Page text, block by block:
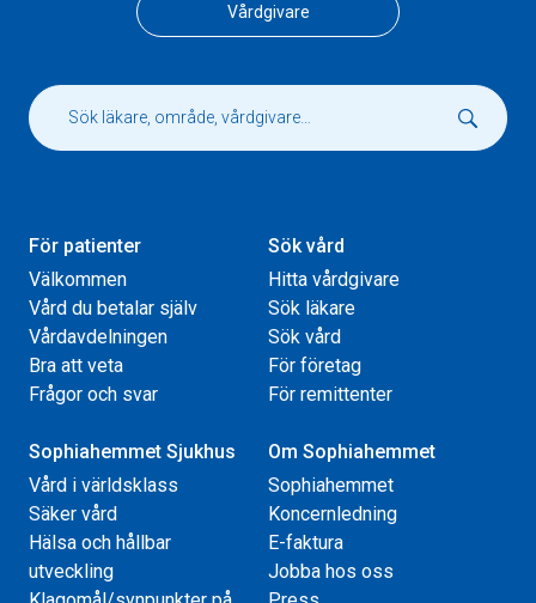
Vårdgivare
För patienter
Välkommen
Vård du betalar själv
Vårdavdelningen
Bra att veta
Frågor och svar
Sök vård
Hitta vårdgivare
Sök läkare
Sök vård
För företag
För remittenter
Sophiahemmet Sjukhus
Vård i världsklass
Säker vård
Hälsa och hållbar
utveckling
Om Sophiahemmet
Sophiahemmet
Koncernledning
E-faktura
Jobba hos oss